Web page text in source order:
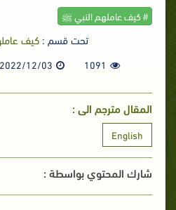
# كيف عاملهم النبي ﷺ
تحت قسم : كيف
1091
2022/12/03
المقال مترجم الى :
English
شارك المحتوي بواسطة :